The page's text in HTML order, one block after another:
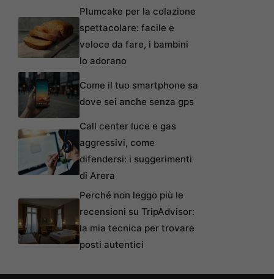
Plumcake per la colazione
spettacolare: facile e
veloce da fare, i bambini
lo adorano
Come il tuo smartphone sa
dove sei anche senza gps
Call center luce e gas
aggressivi, come
difendersi: i suggerimenti
di Arera
Perché non leggo più le
recensioni su TripAdvisor:
la mia tecnica per trovare
posti autentici